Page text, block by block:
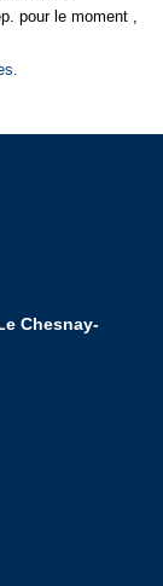
pour le moment ,
Chesnay-